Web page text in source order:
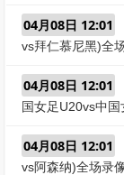
04月08日 12:01
vs拜仁慕尼黑)全
04月08日 12:01
国女足U20vs中
04月08日 12:01
vs阿森纳)全场录